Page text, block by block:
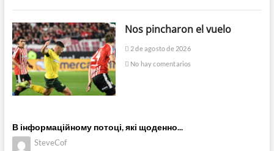
Nos pincharon el vuelo
2 de agosto de 2026
No hay comentarios
В інформаційному потоці, які щоденно...
SteveCof